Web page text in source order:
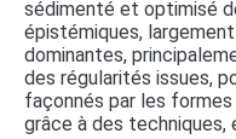
sédimenté et optimisé
épistémiques,
dominantes,
des régularités issues,
façonnés par les
grâce à des techniques,